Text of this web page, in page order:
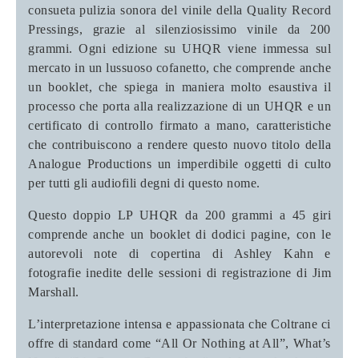
consueta pulizia sonora del vinile della Quality Record
Pressings, grazie al silenziosissimo vinile da 200
grammi. Ogni edizione su UHQR viene immessa sul
mercato in un lussuoso cofanetto, che comprende anche
un booklet, che spiega in maniera molto esaustiva il
processo che porta alla realizzazione di un UHQR e un
certificato di controllo firmato a mano, caratteristiche
che contribuiscono a rendere questo nuovo titolo della
Analogue Productions un imperdibile oggetti di culto
per tutti gli audiofili degni di questo nome.
Questo doppio LP UHQR da 200 grammi a 45 giri
comprende anche un booklet di dodici pagine, con le
autorevoli note di copertina di Ashley Kahn e
fotografie inedite delle sessioni di registrazione di Jim
Marshall.
L’interpretazione intensa e appassionata che Coltrane ci
offre di standard come “All Or Nothing at All”, What’s